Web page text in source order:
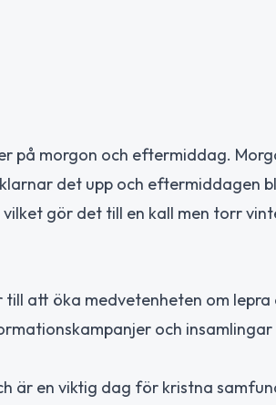
på morgon och eftermiddag.
det upp och eftermiddagen
gör det till en kall men torr
till att öka medvetenheten om lepra
och insamlingar
är en viktig dag för kristna